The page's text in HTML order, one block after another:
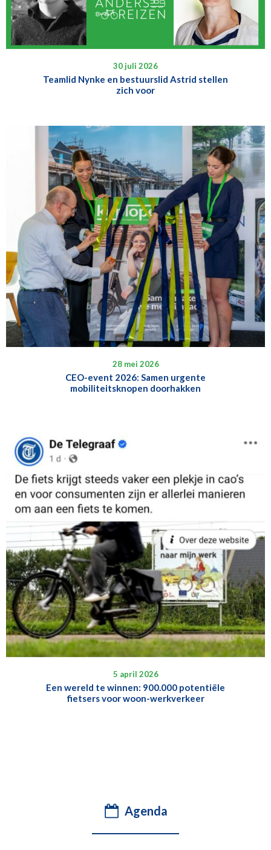
30 juli 2026
Teamlid Nynke en bestuurslid Astrid stellen
zich voor
28 mei 2026
CEO-event 2026: Samen urgente
mobiliteitsknopen doorhakken
5 april 2026
Een wereld te winnen: 900.000 potentiële
fietsers voor woon-werkverkeer
Agenda